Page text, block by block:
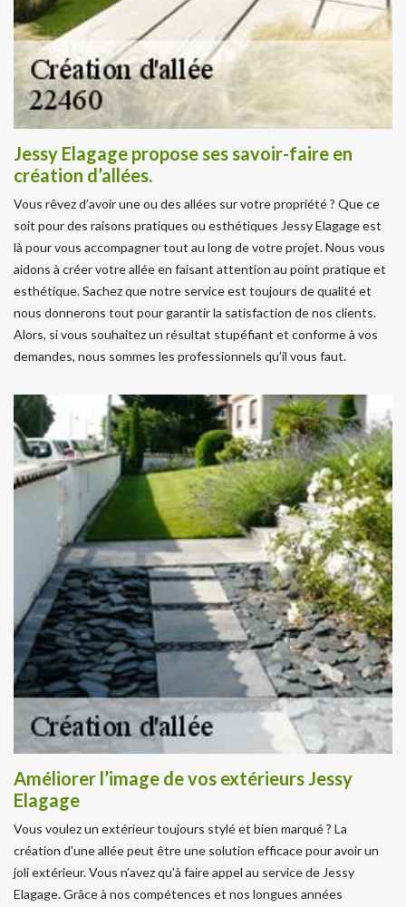
Jessy Elagage propose ses savoir-faire en
création d’allées.
Vous rêvez d’avoir une ou des allées sur votre propriété ? Que ce
soit pour des raisons pratiques ou esthétiques Jessy Elagage est
là pour vous accompagner tout au long de votre projet. Nous vous
aidons à créer votre allée en faisant attention au point pratique et
esthétique. Sachez que notre service est toujours de qualité et
nous donnerons tout pour garantir la satisfaction de nos clients.
Alors, si vous souhaitez un résultat stupéfiant et conforme à vos
demandes, nous sommes les professionnels qu’il vous faut.
Améliorer l’image de vos extérieurs Jessy
Elagage
Vous voulez un extérieur toujours stylé et bien marqué ? La
création d’une allée peut être une solution efficace pour avoir un
joli extérieur. Vous n’avez qu’à faire appel au service de Jessy
Elagage. Grâce à nos compétences et nos longues années